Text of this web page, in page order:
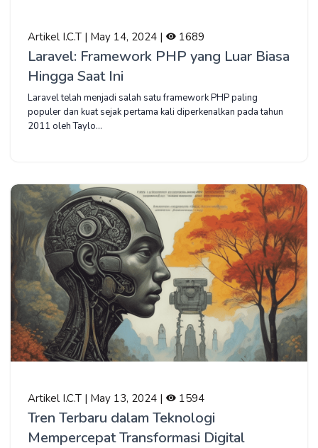
Artikel I.C.T | May 14, 2024 | 1689
Laravel: Framework PHP yang Luar Biasa
Hingga Saat Ini
Laravel telah menjadi salah satu framework PHP paling
populer dan kuat sejak pertama kali diperkenalkan pada tahun
2011 oleh Taylo...
Artikel I.C.T | May 13, 2024 | 1594
Tren Terbaru dalam Teknologi
Mempercepat Transformasi Digital